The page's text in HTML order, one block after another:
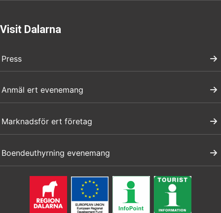
Visit Dalarna
Press
Anmäl ert evenemang
Marknadsför ert företag
Boendeuthyrning evenemang